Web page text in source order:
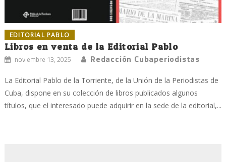
EDITORIAL PABLO
Libros en venta de la Editorial Pablo
noviembre 13, 2025 Redacción Cubaperiodistas
La Editorial Pablo de la Torriente, de la Unión de la Periodistas de
Cuba, dispone en su colección de libros publicados algunos
títulos, que el interesado puede adquirir en la sede de la editorial,...